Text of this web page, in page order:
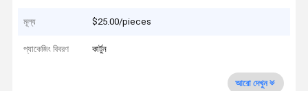
মূল্য $25.00/pieces
প্যাকেজিং বিবরণ কার্টুন
আরো দেখুন